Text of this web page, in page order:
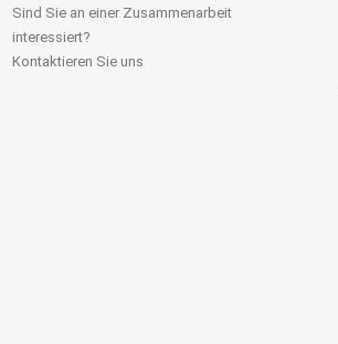
Sind Sie an einer Zusammenarbeit
interessiert?
Kontaktieren Sie uns